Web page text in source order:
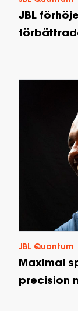
JBL
JBL Quantum
Maximal
precision